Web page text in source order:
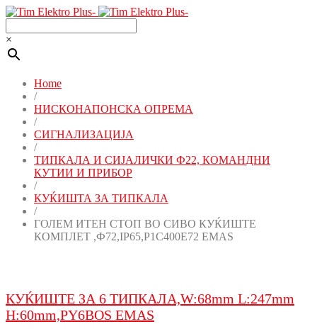
×
Home
/
НИСКОНАПОНСКА ОПРЕМА
/
СИГНАЛИЗАЦИЈА
/
ТИПКАЛА И СИЈАЛИЧКИ Ф22, КОМАНДНИ
КУТИИ И ПРИБОР
/
КУЌИШТА ЗА ТИПКАЛА
/
ГОЛЕМ ИТЕН СТОП ВО СИВО КУЌИШТЕ
КОМПЛЕТ ,Ф72,IP65,P1C400E72 EMAS
КУЌИШТЕ ЗА 6 ТИПКАЛA,W:68mm L:247mm
H:60mm,PY6BOS EMAS